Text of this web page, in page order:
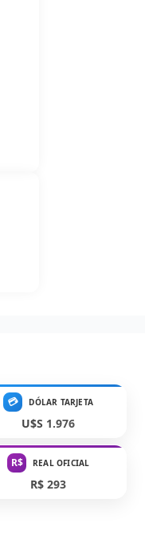
💳 DÓLAR TARJETA
U$S 1.976
R$ REAL OFICIAL
R$ 293